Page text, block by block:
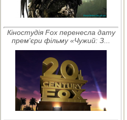
Кіностудія Fox перенесла дату
прем'єри фільму «Чужий: З...